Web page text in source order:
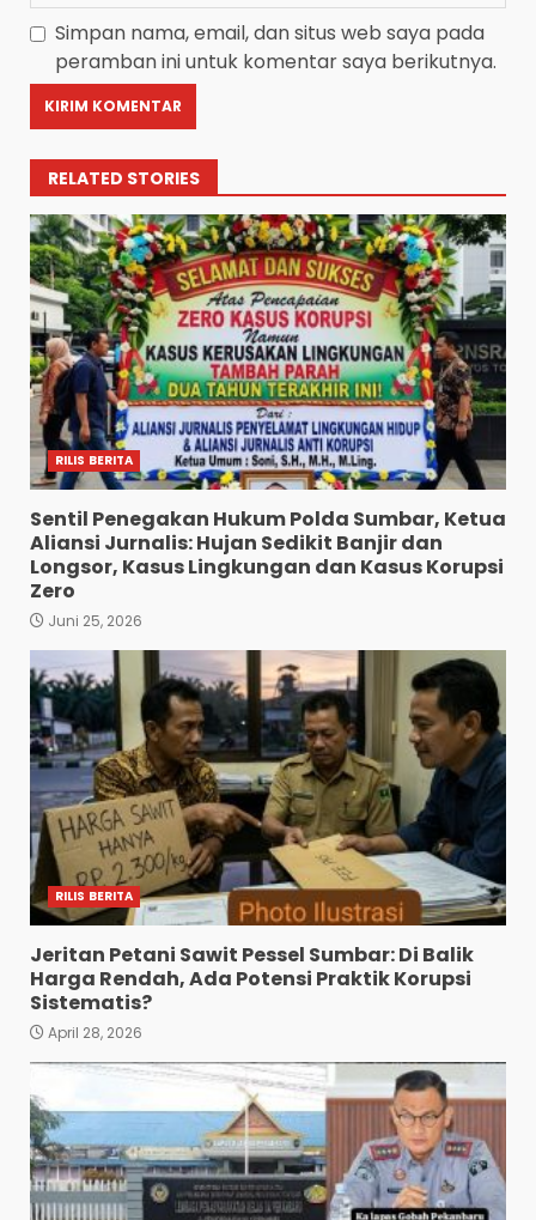
Simpan nama, email, dan situs web saya pada
peramban ini untuk komentar saya berikutnya.
RELATED STORIES
RILIS BERITA
Sentil Penegakan Hukum Polda Sumbar, Ketua
Aliansi Jurnalis: Hujan Sedikit Banjir dan
Longsor, Kasus Lingkungan dan Kasus Korupsi
Zero
Juni 25, 2026
RILIS BERITA
Jeritan Petani Sawit Pessel Sumbar: Di Balik
Harga Rendah, Ada Potensi Praktik Korupsi
Sistematis?
April 28, 2026